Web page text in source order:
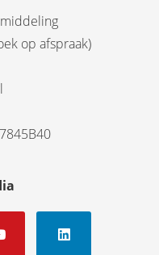
op afspraak)